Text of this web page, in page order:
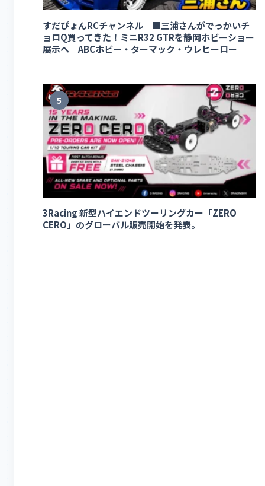
すだぴょんRCチャンネル ■三浦さんがでっかいチ
ョロQ買ってきた！ミニR32 GTRを静岡ホビーショー
展示へ ABCホビー・ターマック・ウレヒーロー
5
3Racing 新型ハイエンドツーリングカー「ZERO
CERO」のグローバル販売開始を発表。